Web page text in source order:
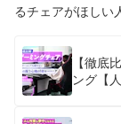
るチェアがほしい
【徹底
ング【